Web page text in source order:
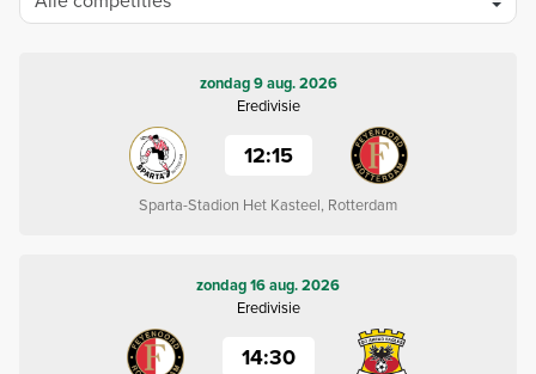
zondag 9 aug. 2026
Eredivisie
12:15
Sparta-Stadion Het Kasteel, Rotterdam
zondag 16 aug. 2026
Eredivisie
14:30